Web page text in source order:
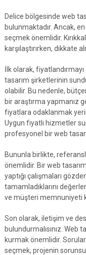
Delice bölgesinde web
bulunmaktadır. Ancak,
seçmek önemlidir.
karşılaştırırken, dikkate
İlk olarak,
tasarım şirketlerinin
olabilir. Bu nedenle,
bir araştırma yapmanız
fiyatlara odaklanmak
Uygun fiyatlı hizmetler
profesyonel bir web
Bununla birlikte,
önemlidir. Bir web
yaptığı çalışmaları
tamamladıklarını
ve müşteri memnuniyeti
Son olarak, iletişim ve
bulundurmalısınız. Web
kurmak önemlidir.
seçmek, projenin